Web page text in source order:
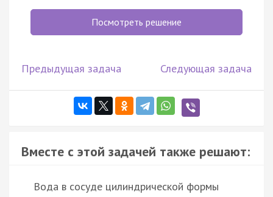
Посмотреть решение
Предыдущая задача Следующая задача
Вместе с этой задачей также решают:
Вода в сосуде цилиндрической формы